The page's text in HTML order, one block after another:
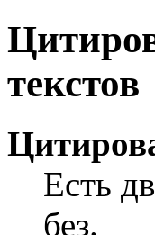
текстов
Есть
без.